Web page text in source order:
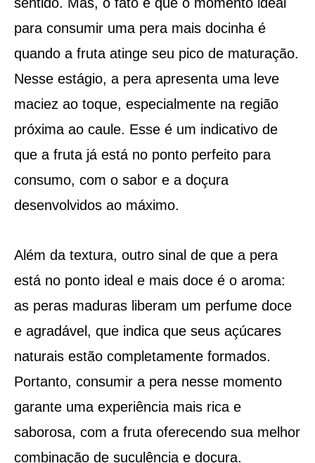
para consumir uma pera mais docinha é
quando a fruta atinge seu pico de maturação.
Nesse estágio, a pera apresenta uma leve
maciez ao toque, especialmente na região
próxima ao caule. Esse é um indicativo de
que a fruta já está no ponto perfeito para
consumo, com o sabor e a doçura
desenvolvidos ao máximo.
Além da textura, outro sinal de que a pera
está no ponto ideal e mais doce é o aroma:
as peras maduras liberam um perfume doce
e agradável, que indica que seus açúcares
naturais estão completamente formados.
Portanto, consumir a pera nesse momento
garante uma experiência mais rica e
saborosa, com a fruta oferecendo sua melhor
combinação de suculência e doçura.